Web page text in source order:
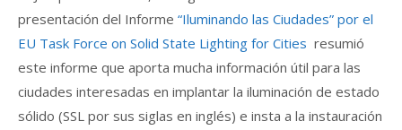
presentación del Informe “Iluminando las Ciudades” por el
EU Task Force on Solid State Lighting for Cities resumió
este informe que aporta mucha información útil para las
ciudades interesadas en implantar la iluminación de estado
sólido (SSL por sus siglas en inglés) e insta a la instauración